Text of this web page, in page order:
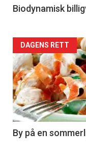
4
Biodynamisk
Forsiden
akkurat
nå
-
5
DAGENS RETT
By på en